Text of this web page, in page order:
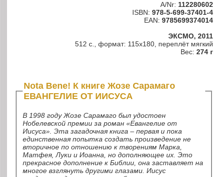
A/Nr: 112280602
ISBN: 978-5-699-37401-4
EAN: 9785699374014
ЭКСМО, 2011
512 с., формат: 115х180, переплёт мягкий
Вес: 274 г
Nota Bene! К книге Жозе Сарамаго
ЕВАНГЕЛИЕ ОТ ИИСУСА
В 1998 году Жозе Сарамаго был удостоен
Нобелевской премии за роман «Евангелие от
Иисуса». Эта загадочная книга – первая и пока
единственная попытка создать произведение не
вторичное по отношению к творениям Марка,
Матфея, Луки и Иоанна, но дополняющее их. Это
прекрасное дополнение к Библии, она заставляет на
многое взглянуть другими глазами. Иисус